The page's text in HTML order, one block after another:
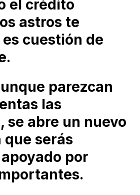
el crédito
astros te
cuestión de
parezcan
las
se abre un nuevo
que serás
por